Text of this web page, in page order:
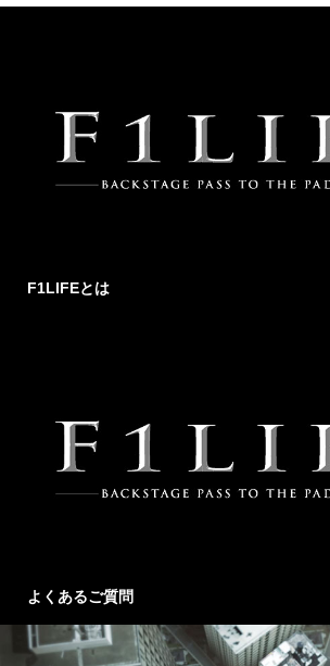
F1LIFEとは
よくあるご質問